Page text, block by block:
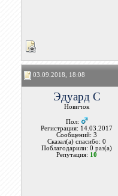
03.09.2018, 18:08
Эдуард С
Новичок
Пол:
Регистрация: 14.03.2017
Сообщений: 3
Сказал(а) спасибо: 0
Поблагодарили: 0 раз(а)
Репутация: 10